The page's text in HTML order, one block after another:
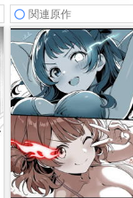
関連原作